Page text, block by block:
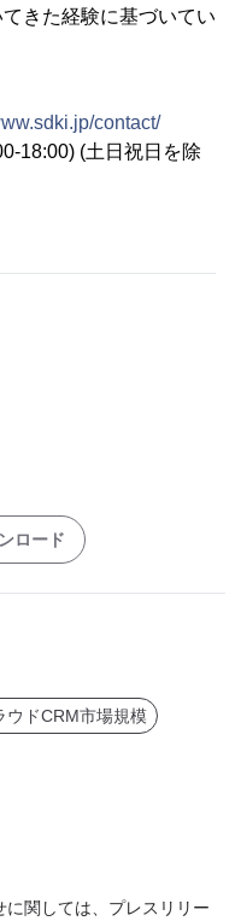
きた経験に基づいてい
contact/
18:00) (土日祝日を除
ロード
ウドCRM市場規模
関しては、プレスリリー